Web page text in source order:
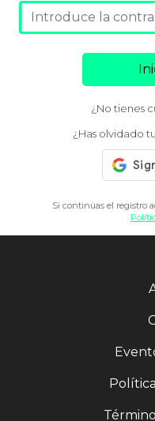
¿No tienes
¿Has olvidado
Si continúas el registro